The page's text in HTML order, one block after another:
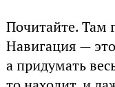
Почитайте. Там
Навигация —
а придумать